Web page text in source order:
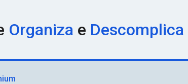
Organiza e Descomplica